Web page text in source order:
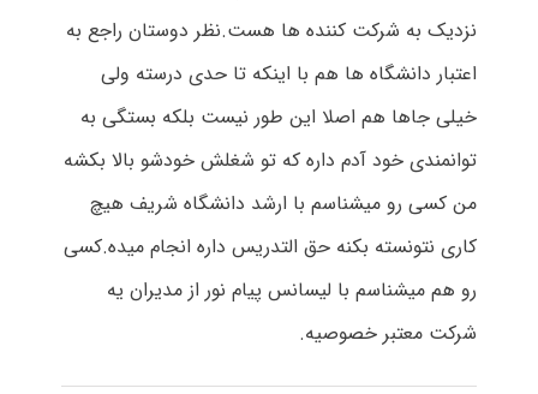
نزدیک به شرکت کننده ها هست.نظر دوستان راجع به
اعتبار دانشگاه ها هم با اینکه تا حدی درسته ولی
خیلی جاها هم اصلا این طور نیست بلکه بستگی به
توانمندی خود آدم داره که تو شغلش خودشو بالا بکشه
من کسی رو میشناسم با ارشد دانشگاه شریف هیچ
کاری نتونسته بکنه حق التدریس داره انجام میده.کسی
رو هم میشناسم با لیسانس پیام نور از مدیران یه
شرکت معتبر خصوصیه.